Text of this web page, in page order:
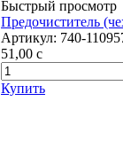
Быстрый просмотр
Предочиститель
Артикул: 740-
51,00 c
Купить